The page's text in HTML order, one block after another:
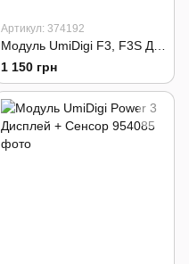
Артикул: 374192
1 150 грн